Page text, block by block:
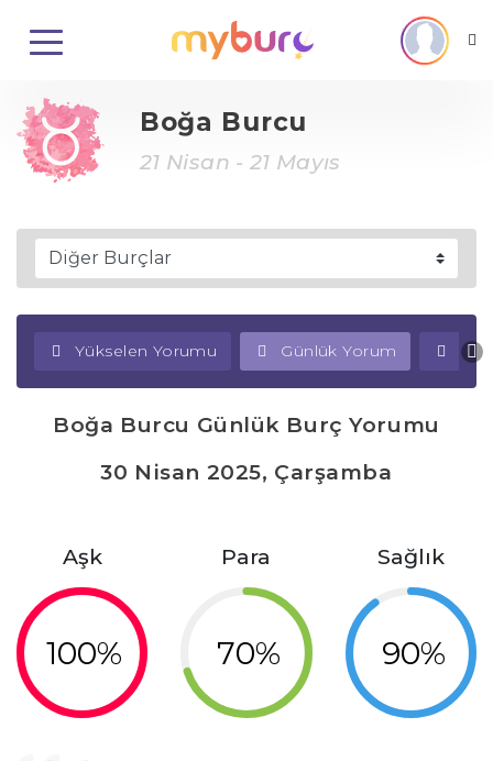
Boğa Burcu
21 Nisan - 21 Mayıs
Yükselen Yorumu Günlük Yorum
Boğa Burcu Günlük Burç Yorumu
30 Nisan 2025, Çarşamba
Aşk
100%
Para
70%
Sağlık
90%